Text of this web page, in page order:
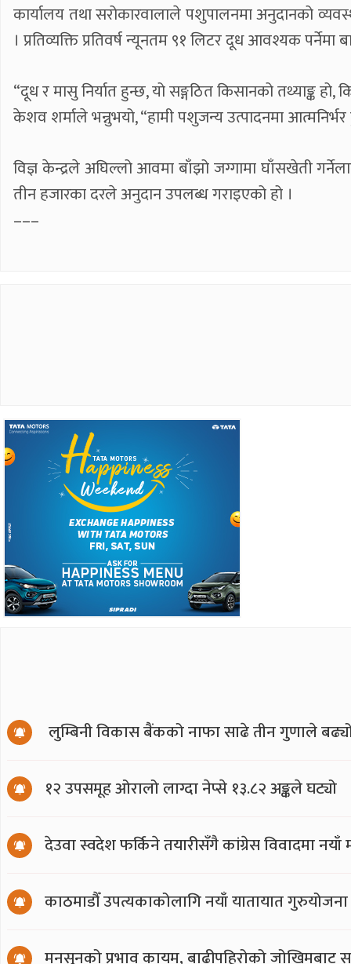
कार्यालय तथा सरोकारवालाले पशुपालनमा अनुदानको
। प्रतिव्यक्ति प्रतिवर्ष न्यूनतम ९१ लिटर दूध आवश्यक
“दूध र मासु निर्यात हुन्छ, यो सङ्गठित किसानको तथ्याङ्क
केशव शर्माले भन्नुभयो, “हामी पशुजन्य उत्पादनमा
विज्ञ केन्द्रले अघिल्लो आवमा बाँझो जग्गामा घाँसखेती
तीन हजारका दरले अनुदान उपलब्ध गराइएको हो ।
–––
लुम्बिनी विकास बैंकको नाफा साढे तीन गुणाले
१२ उपसमूह ओरालो लाग्दा नेप्से १३.८२ अङ्कले घट्यो
देउवा स्वदेश फर्किने तयारीसँगै कांग्रेस विवादमा
काठमाडौँ उपत्यकाकोलागि नयाँ यातायात
मनसुनको प्रभाव कायम, बाढीपहिरोको जोखिमबाट